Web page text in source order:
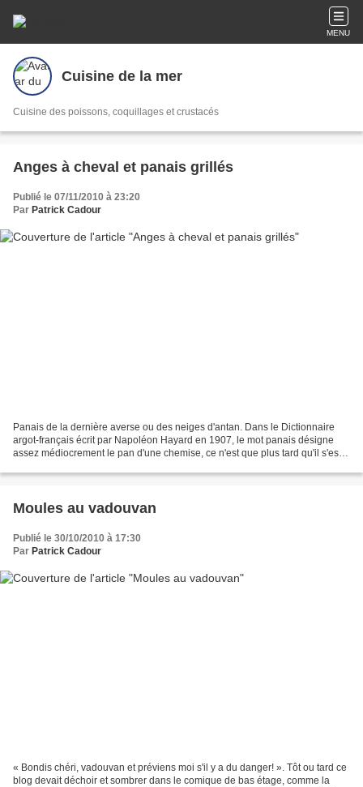
MENU
Cuisine de la mer
Cuisine des poissons, coquillages et crustacés
Anges à cheval et panais grillés
Publié le 07/11/2010 à 23:20
Par Patrick Cadour
Panais de la dernière averse ou des neiges d'antan. Dans le Dictionnaire
argot-français écrit par Napoléon Hayard en 1907, le mot panais désigne
assez médiocrement le pan d'une chemise, ce n'est que plus tard qu'il s'est
Moules au vadouvan
Publié le 30/10/2010 à 17:30
Par Patrick Cadour
« Bondis chéri, vadouvan et préviens moi s'il y a du danger! ». Tôt ou tard ce
blog devait déchoir et sombrer dans le comique de bas étage, comme la